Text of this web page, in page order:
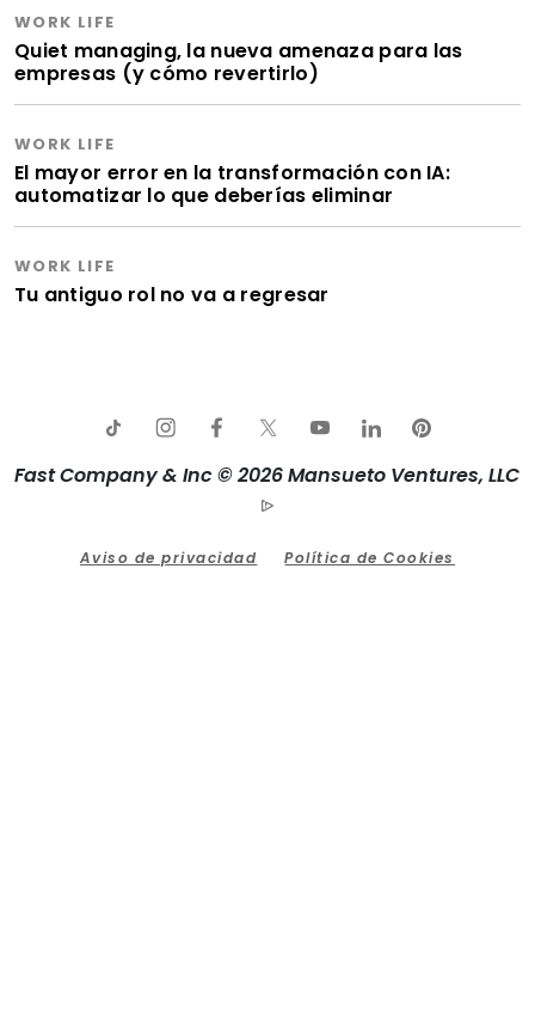
WORK LIFE
Quiet managing, la nueva amenaza para las
empresas (y cómo revertirlo)
WORK LIFE
El mayor error en la transformación con IA:
automatizar lo que deberías eliminar
WORK LIFE
Tu antiguo rol no va a regresar
Fast Company & Inc © 2026 Mansueto Ventures, LLC
Aviso de privacidad Política de Cookies